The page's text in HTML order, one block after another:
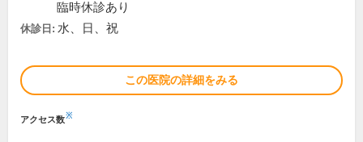
臨時休診あり
休診日: 水、日、祝
この医院の詳細をみる
アクセス数※